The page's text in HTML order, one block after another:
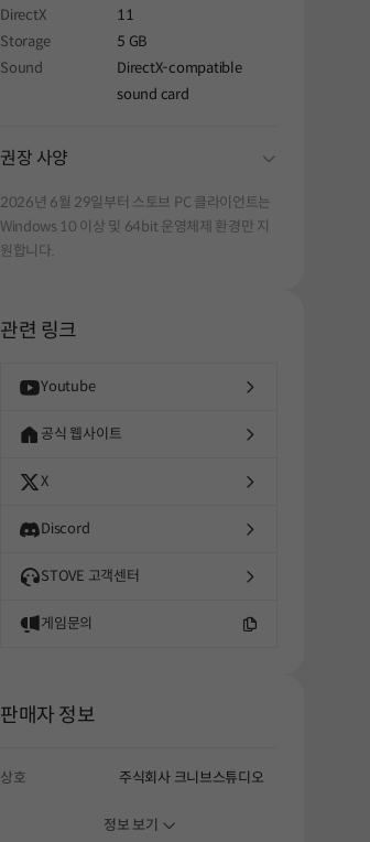
DirectX
11
Storage
5 GB
Sound
DirectX-compatible
sound card
권장 사양 folding
2026년 6월 29일부터 스토브 PC 클라이언트는
Windows 10 이상 및 64bit 운영체제 환경만 지
원합니다.
관련 링크
Youtube
공식 웹사이트
X
Discord
STOVE 고객센터
게임문의
판매자 정보
상호 주식회사 크니브스튜디오
정보 보기